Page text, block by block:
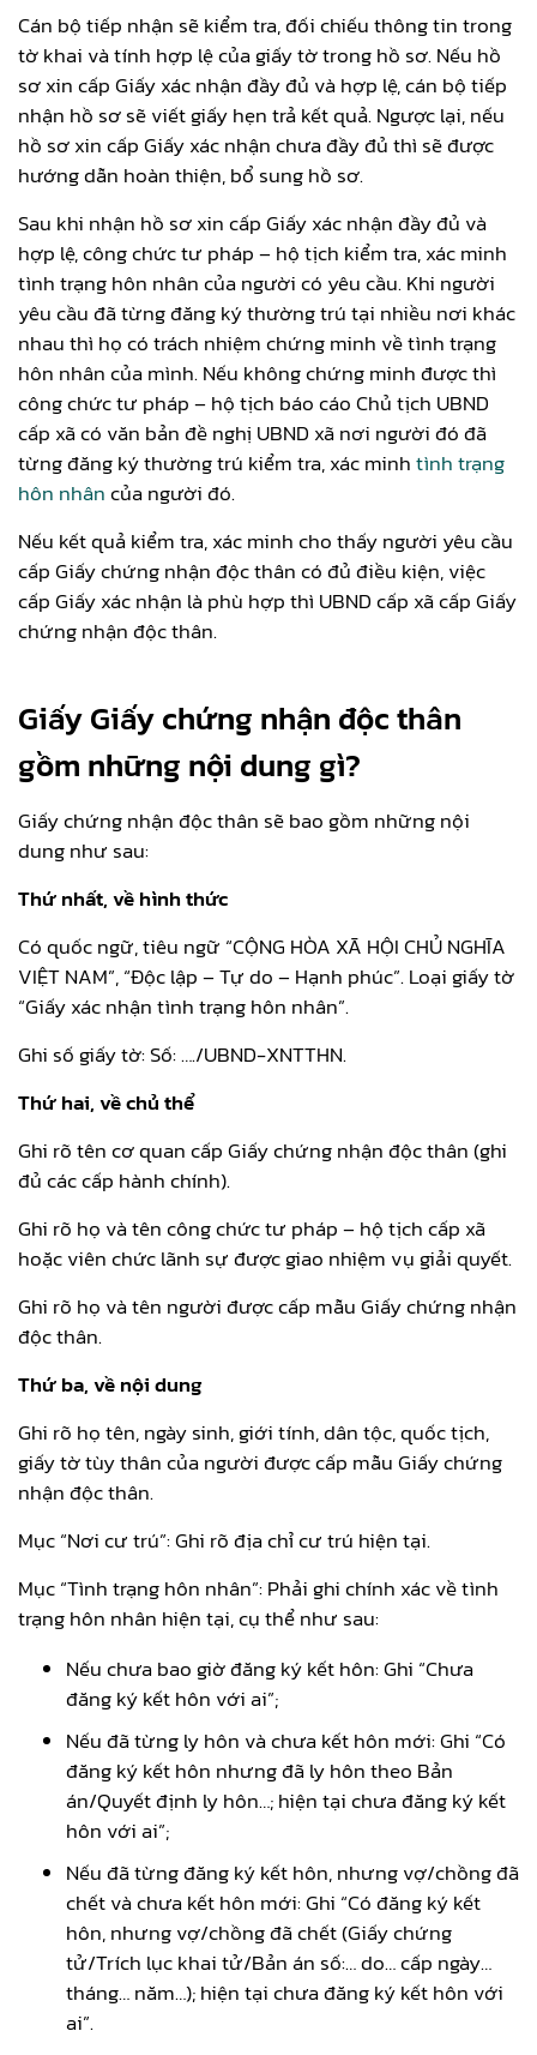
Cán bộ tiếp nhận sẽ kiểm tra, đối chiếu thông tin trong
tờ khai và tính hợp lệ của giấy tờ trong hồ sơ. Nếu hồ
sơ xin cấp Giấy xác nhận đầy đủ và hợp lệ, cán bộ tiếp
nhận hồ sơ sẽ viết giấy hẹn trả kết quả. Ngược lại, nếu
hồ sơ xin cấp Giấy xác nhận chưa đầy đủ thì sẽ được
hướng dẫn hoàn thiện, bổ sung hồ sơ.
Sau khi nhận hồ sơ xin cấp Giấy xác nhận đầy đủ và
hợp lệ, công chức tư pháp – hộ tịch kiểm tra, xác minh
tình trạng hôn nhân của người có yêu cầu. Khi người
yêu cầu đã từng đăng ký thường trú tại nhiều nơi khác
nhau thì họ có trách nhiệm chứng minh về tình trạng
hôn nhân của mình. Nếu không chứng minh được thì
công chức tư pháp – hộ tịch báo cáo Chủ tịch UBND
cấp xã có văn bản đề nghị UBND xã nơi người đó đã
từng đăng ký thường trú kiểm tra, xác minhtình trạng
hôn nhâncủa người đó.
Nếu kết quả kiểm tra, xác minh cho thấy người yêu cầu
cấp Giấy chứng nhận độc thân có đủ điều kiện, việc
cấp Giấy xác nhận là phù hợp thì UBND cấp xã cấp Giấy
chứng nhận độc thân.
Giấy Giấy chứng nhận độc thân
gồm những nội dung gì?
Giấy chứng nhận độc thân sẽ bao gồm những nội
dung như sau:
Thứ nhất, về hình thức
Có quốc ngữ, tiêu ngữ “CỘNG HÒA XÃ HỘI CHỦ NGHĨA
VIỆT NAM”, “Độc lập – Tự do – Hạnh phúc”. Loại giấy tờ
“Giấy xác nhận tình trạng hôn nhân”.
Ghi số giấy tờ: Số: …./UBND-XNTTHN.
Thứ hai, về chủ thể
Ghi rõ tên cơ quan cấp Giấy chứng nhận độc thân (ghi
đủ các cấp hành chính).
Ghi rõ họ và tên công chức tư pháp – hộ tịch cấp xã
hoặc viên chức lãnh sự được giao nhiệm vụ giải quyết.
Ghi rõ họ và tên người được cấp mẫu Giấy chứng nhận
độc thân.
Thứ ba, về nội dung
Ghi rõ họ tên, ngày sinh, giới tính, dân tộc, quốc tịch,
giấy tờ tùy thân của người được cấp mẫu Giấy chứng
nhận độc thân.
Mục “Nơi cư trú”: Ghi rõ địa chỉ cư trú hiện tại.
Mục “Tình trạng hôn nhân”: Phải ghi chính xác về tình
trạng hôn nhân hiện tại, cụ thể như sau:
Nếu chưa bao giờ đăng ký kết hôn: Ghi “Chưa
đăng ký kết hôn với ai”;
Nếu đã từng ly hôn và chưa kết hôn mới: Ghi “Có
đăng ký kết hôn nhưng đã ly hôn theo Bản
án/Quyết định ly hôn…; hiện tại chưa đăng ký kết
hôn với ai”;
Nếu đã từng đăng ký kết hôn, nhưng vợ/chồng đã
chết và chưa kết hôn mới: Ghi “Có đăng ký kết
hôn, nhưng vợ/chồng đã chết (Giấy chứng
tử/Trích lục khai tử/Bản án số:… do… cấp ngày…
tháng… năm…); hiện tại chưa đăng ký kết hôn với
ai”.